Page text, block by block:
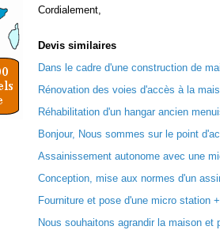
Cordialement,
Devis similaires
Dans le cadre d'une construction de
Rénovation des voies d'accès à la
Réhabilitation d'un hangar ancien
Bonjour, Nous sommes sur le point
Assainissement autonome avec une
Conception, mise aux normes d'un
Fourniture et pose d'une micro station
Nous souhaitons agrandir la maison et